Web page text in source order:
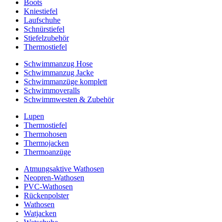
Boots
Kniestiefel
Laufschuhe
Schnürstiefel
Stiefelzubehör
Thermostiefel
Schwimmanzug Hose
Schwimmanzug Jacke
Schwimmanzüge komplett
Schwimmoveralls
Schwimmwesten & Zubehör
Lupen
Thermostiefel
Thermohosen
Thermojacken
Thermoanzüge
Atmungsaktive Wathosen
Neopren-Wathosen
PVC-Wathosen
Rückenpolster
Wathosen
Watjacken